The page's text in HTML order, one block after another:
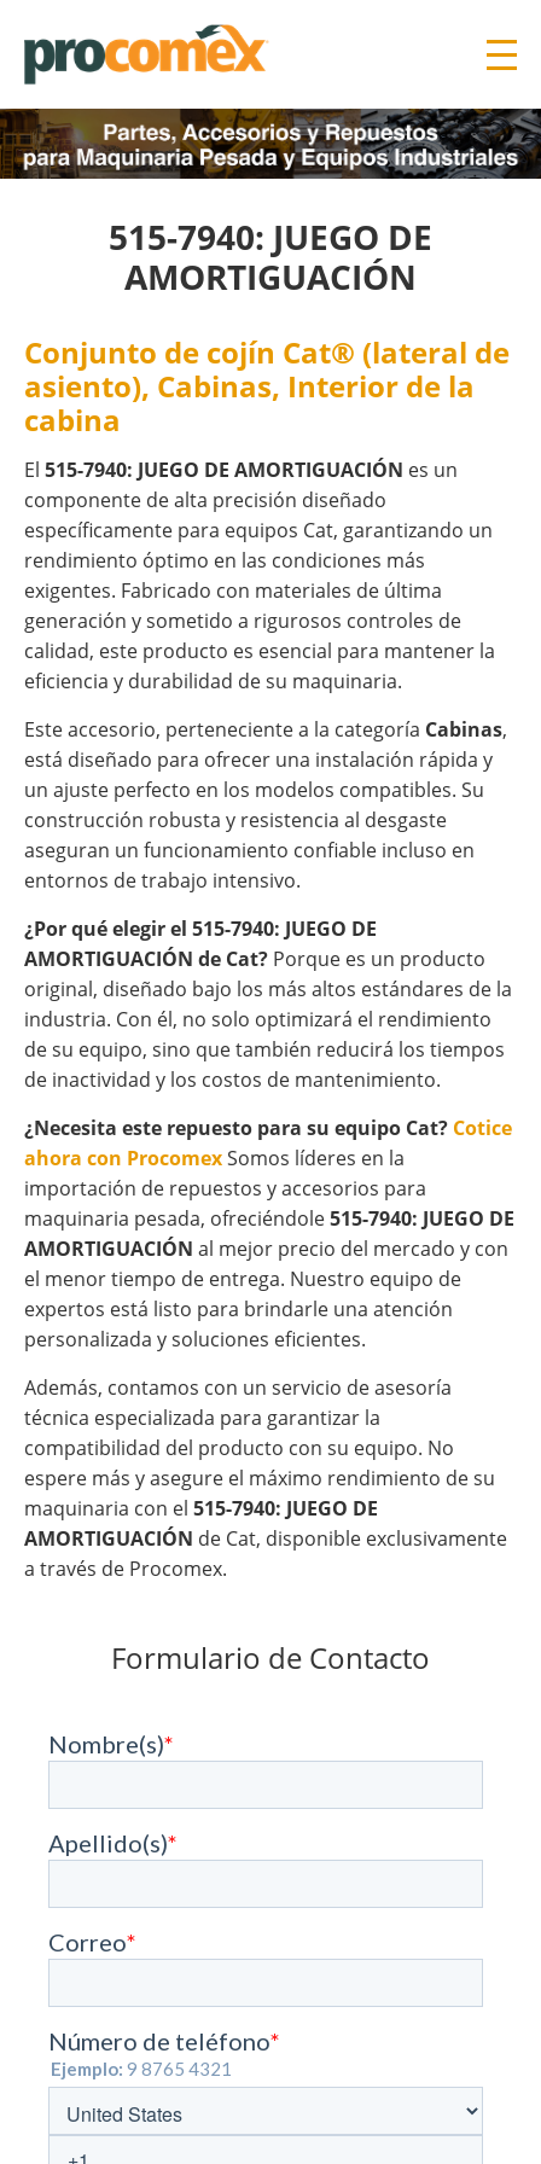
515-7940: JUEGO DE
AMORTIGUACIÓN
Conjunto de cojín Cat® (lateral de
asiento), Cabinas, Interior de la
cabina
El 515-7940: JUEGO DE AMORTIGUACIÓN es un
componente de alta precisión diseñado
específicamente para equipos Cat, garantizando un
rendimiento óptimo en las condiciones más
exigentes. Fabricado con materiales de última
generación y sometido a rigurosos controles de
calidad, este producto es esencial para mantener la
eficiencia y durabilidad de su maquinaria.
Este accesorio, perteneciente a la categoría Cabinas,
está diseñado para ofrecer una instalación rápida y
un ajuste perfecto en los modelos compatibles. Su
construcción robusta y resistencia al desgaste
aseguran un funcionamiento confiable incluso en
entornos de trabajo intensivo.
¿Por qué elegir el 515-7940: JUEGO DE
AMORTIGUACIÓN de Cat? Porque es un producto
original, diseñado bajo los más altos estándares de la
industria. Con él, no solo optimizará el rendimiento
de su equipo, sino que también reducirá los tiempos
de inactividad y los costos de mantenimiento.
¿Necesita este repuesto para su equipo Cat? Cotice
ahora con ProcomexSomos líderes en la
importación de repuestos y accesorios para
maquinaria pesada, ofreciéndole515-7940: JUEGO DE
AMORTIGUACIÓN al mejor precio del mercado y con
el menor tiempo de entrega. Nuestro equipo de
expertos está listo para brindarle una atención
personalizada y soluciones eficientes.
Además, contamos con un servicio de asesoría
técnica especializada para garantizar la
compatibilidad del producto con su equipo. No
espere más y asegure el máximo rendimiento de su
maquinaria con el 515-7940: JUEGO DE
AMORTIGUACIÓN de Cat, disponible exclusivamente
a través de Procomex.
Formulario de Contacto